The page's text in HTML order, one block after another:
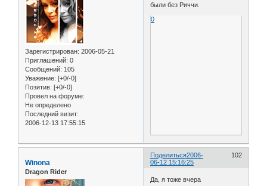
Зарегистрирован: 2006-05-21
Приглашений: 0
Сообщений: 105
Уважение: [+0/-0]
Позитив: [+0/-0]
Провел на форуме:
Не определено
Последний визит:
2006-12-13 17:55:15
были без Риччи.
0
Поделиться 102
2006-
06-12 15:16:25
Winona
Dragon Rider
Да, я тоже вчера